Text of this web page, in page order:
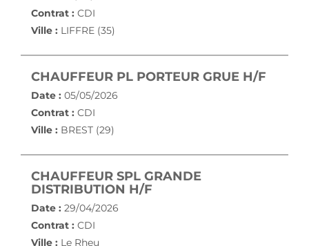
Contrat : CDI
Ville : LIFFRE (35)
CHAUFFEUR PL PORTEUR GRUE H/F
Date : 05/05/2026
Contrat : CDI
Ville : BREST (29)
CHAUFFEUR SPL GRANDE
DISTRIBUTION H/F
Date : 29/04/2026
Contrat : CDI
Ville : Le Rheu